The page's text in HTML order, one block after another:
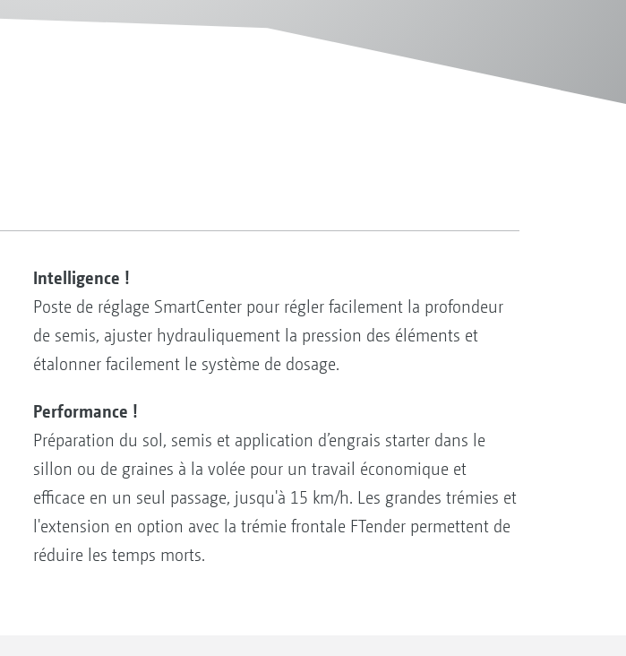
Intelligence !
Poste de réglage SmartCenter pour régler facilement la profondeur
de semis, ajuster hydrauliquement la pression des éléments et
étalonner facilement le système de dosage.
Performance !
Préparation du sol, semis et application d’engrais starter dans le
sillon ou de graines à la volée pour un travail économique et
efficace en un seul passage, jusqu'à 15 km/h. Les grandes trémies et
l'extension en option avec la trémie frontale FTender permettent de
réduire les temps morts.